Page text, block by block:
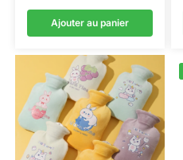
Ajouter au panier